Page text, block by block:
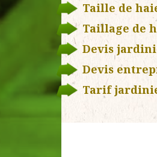
Taille de
Taillage de
Devis
Devis
Tarif